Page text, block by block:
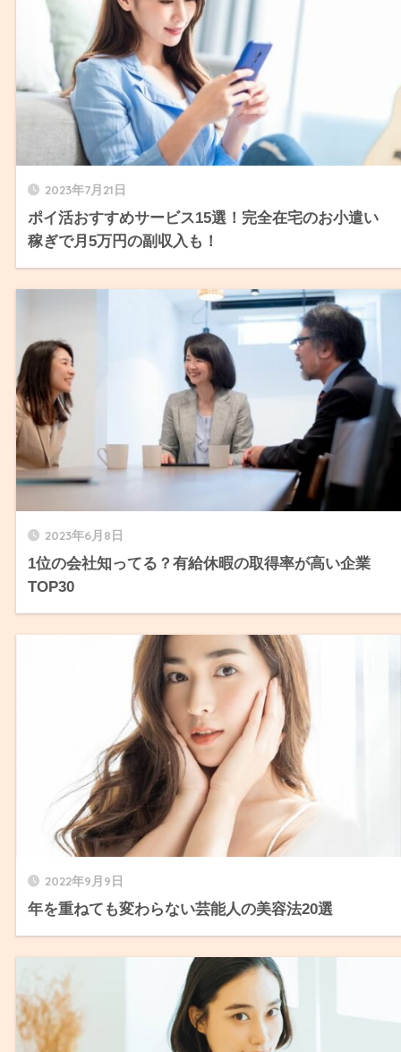
2023年7月21日
ポイ活おすすめサービス15選！完全在宅のお小遣い
稼ぎで月5万円の副収入も！
2023年6月8日
1位の会社知ってる？有給休暇の取得率が高い企業
TOP30
2022年9月9日
年を重ねても変わらない芸能人の美容法20選